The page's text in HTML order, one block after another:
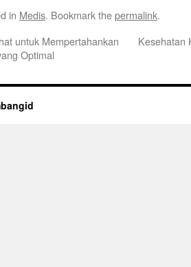
in Medis. Bookmark thepermalink.
untuk Mempertahankan
Optimal
Kesehatan